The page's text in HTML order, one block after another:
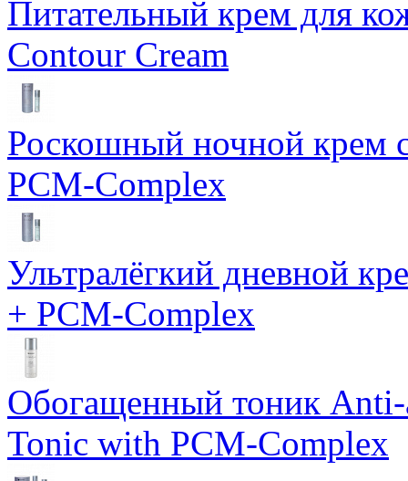
Питательный крем для
Contour Cream
Роскошный ночной крем
PCM-Complex
Ультралёгкий дневной
+ PCM-Complex
Обогащенный тоник Anti-
Tonic with PCM-Complex